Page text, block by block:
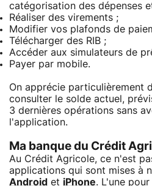
catégorisation des dépenses
Réaliser des virements ;
Modifier vos plafonds de
Télécharger des RIB ;
Accéder aux simulateurs de
Payer par mobile.
On apprécie particulièrement
consulter le solde actuel,
3 dernières opérations sans
l'application.
Ma banque du Crédit
Au Crédit Agricole, ce n'est
applications qui sont mises à
Android et iPhone. L'une